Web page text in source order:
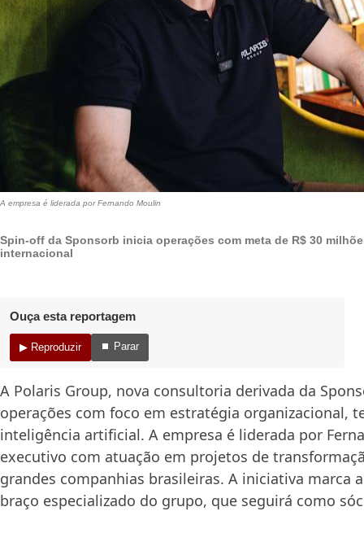
A empresa é liderada por Fernando Moulin
Spin-off da Sponsorb inicia operações com meta de R$ 30
internacional
Ouça esta reportagem
▶ Reproduzir ⏹ Parar
A Polaris Group, nova consultoria derivada da
operações com foco em estratégia organizacional,
inteligência artificial. A empresa é liderada por
executivo com atuação em projetos de
grandes companhias brasileiras. A iniciativa marca
braço especializado do grupo, que seguirá como